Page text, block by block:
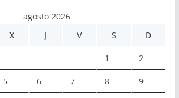
agosto 2026
X J V S D
1 2
5 6 7 8 9